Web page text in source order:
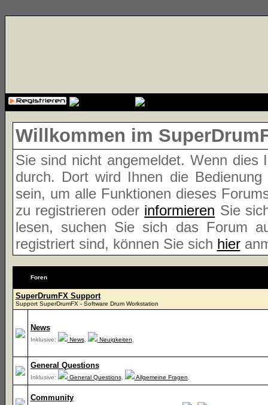
Willkommen im
Sie sind nicht angemeldet. Wenn
durch. Dort wird Ihnen die
sein, um alle Funktionen dieses
zu registrieren oder informieren Sie
lesen, suchen Sie sich das Forum
registriert sind, können Sie sich hier
Foren
SuperDrumFX Support
Support SuperDrumFX - Software Drum Workstation
News
Inklusive: News, Neuigkeiten
General Questions
Inklusive: General Questions, Allgemeine Fragen
Community